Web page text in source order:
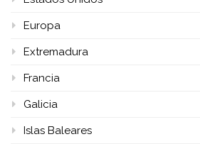
Europa
Extremadura
Francia
Galicia
Islas Baleares